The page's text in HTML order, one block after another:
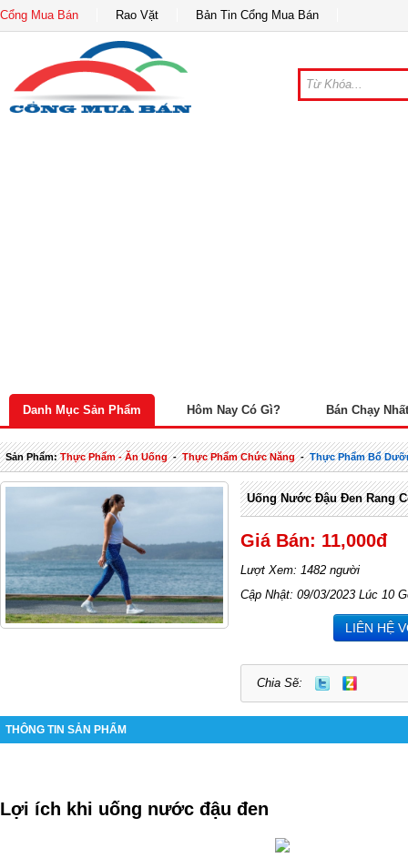
Cổng Mua Bán Rao Vặt Bản Tin Cổng Mua Bán
Danh Mục Sản Phẩm Hôm Nay Có Gì? Bán Chạy Nhất
Sản Phẩm:Thực Phẩm - Ăn Uống-Thực Phẩm Chức Năng-Thực Phẩm Bổ
Uống Nước Đậu Đen Rang
Giá Bán: 11,000đ
Lượt Xem: 1482 người
Cập Nhật: 09/03/2023 Lúc 10
LIÊN HỆ
Chia Sẽ:
THÔNG TIN SẢN PHẨM
Lợi ích khi uống nước đậu đen